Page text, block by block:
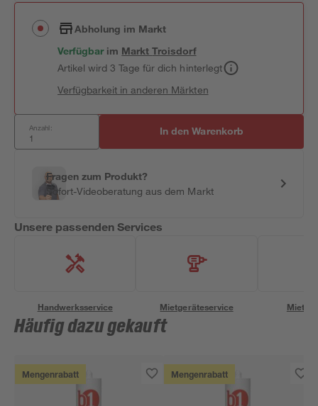
Abholung im Markt
Verfügbar im MarktTroisdorf
Artikel wird 3 Tage für dich hinterlegt
Verfügbarkeit in anderen Märkten
Anzahl: In den Warenkorb
Fragen zum Produkt?
Sofort-Videoberatung aus dem Markt
Unsere passenden Services
Handwerksservice Mietgeräteservice
Häufig dazu gekauft
Mengenrabatt Mengenrabatt